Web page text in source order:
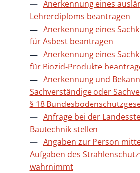
Anerkennung eines
Lehrerdiploms beantragen
Anerkennung eines
für Asbest beantragen
Anerkennung eines
für Biozid-Produkte
Anerkennung und
Sachverständige oder
§ 18
Anfrage bei der
Bautechnik stellen
Angaben zur Person
Aufgaben des
wahrnimmt